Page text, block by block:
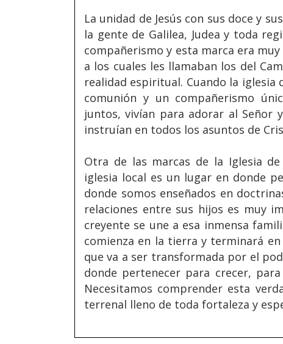
La unidad de Jesús con sus doce y
la gente de Galilea, Judea y toda
compañerismo y esta marca era
a los cuales les llamaban los del
realidad espiritual. Cuando la iglesia
comunión y un compañerismo
juntos, vivían para adorar al Señor
instruían en todos los asuntos de
Otra de las marcas de la Iglesia
iglesia local es un lugar en donde
donde somos enseñados en
relaciones entre sus hijos es muy
creyente se une a esa inmensa
comienza en la tierra y terminará
que va a ser transformada por el
donde pertenecer para crecer,
Necesitamos comprender esta
terrenal lleno de toda fortaleza y